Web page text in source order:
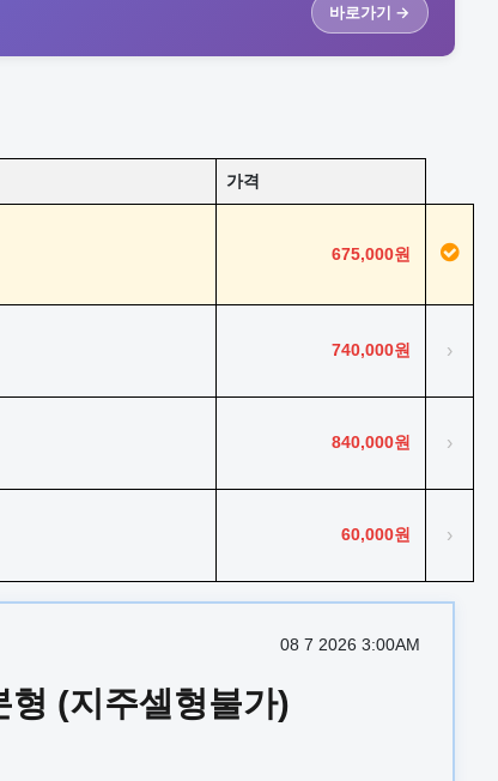
바로가기 →
가격
675,000원
740,000원 ›
840,000원 ›
60,000원 ›
08 7 2026 3:00AM
(지주셀형불가)